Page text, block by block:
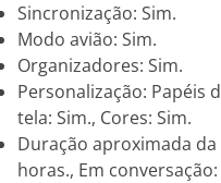
Sincronização: Sim.
Modo avião: Sim.
Organizadores: Sim.
Personalização: Papéis
tela: Sim., Cores: Sim.
Duração aproximada
horas., Em